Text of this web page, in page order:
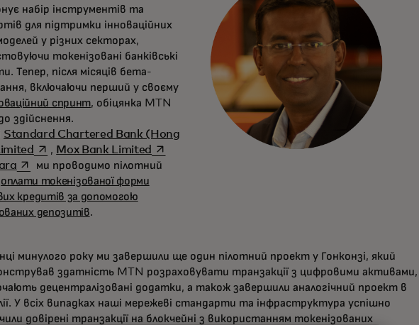
набір інструментів та
для підтримки інноваційних
у різних секторах,
токенізовані банківські
Тепер, після місяців бета-
включаючи перший у своєму
спринт, обіцянка MTN
здійснення.
Standard Chartered Bank (Hong
opens in a new tab
, Mox Bank Limited
opens in a new tab
opens in a new tab
ми проводимо пілотний
оплати токенізованої форми
кредитів за допомогою
депозитів.
минулого року ми завершили ще один пілотний проект у Гонконзі, який
здатність MTN розраховувати транзакції з цифровими активами,
децентралізовані додатки, а також завершили аналогічний проект в
У всіх випадках наші мережеві стандарти та інфраструктура успішно
довірені транзакції на блокчейні з використанням токенізованих